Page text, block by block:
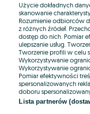
E-mail
Hasło
Użycie dokładnych
skanowanie
Rozumienie odbiorców
z różnych źródeł.
dostęp do nich. Pomiar
ulepszanie usług.
Tworzenie profili w celu
Wykorzystywanie
Wykorzystywanie
Pomiar efektywności
spersonalizowanych
doboru
Lista partnerów